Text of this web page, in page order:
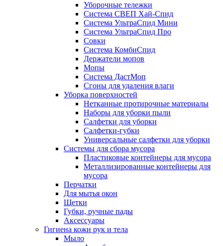
Уборочные тележки
Система СВЕП Хай-Спид
Система УльтраСпид Мини
Система УльтраСпид Про
Совки
Система КомбиСпид
Держатели мопов
Мопы
Система ДастМоп
Сгоны для удаления влаги
Уборка поверхностей
Нетканные протирочные материалы
Наборы для уборки пыли
Салфетки для уборки
Салфетки-губки
Универсальные салфетки для уборки
Системы для сбора мусора
Пластиковые контейнеры для мусора
Металлизированные контейнеры для
мусора
Перчатки
Для мытья окон
Щетки
Губки, ручные пады
Аксессуары
Гигиена кожи рук и тела
Мыло